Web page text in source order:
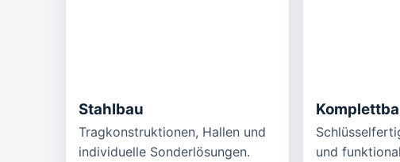
Stahlbau
Tragkonstruktionen, Hallen und
individuelle Sonderlösungen.
und